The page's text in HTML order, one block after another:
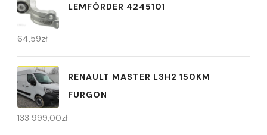
LEMFÖRDER 4245101
64,59zł
RENAULT MASTER L3H2 150KM
FURGON
133 999,00zł